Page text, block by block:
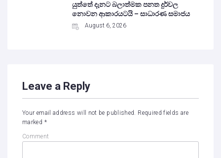
යුත්තේ දැනට බලාත්මක පනත දුර්වල
නොවන ආකාරයටයි – සාධාරණ සමාජය
August 6, 2026
Leave a Reply
Your email address will not be published. Required fields are
marked *
Comment